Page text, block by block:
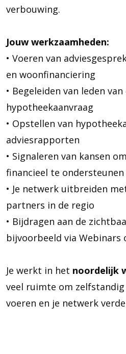
verbouwing.
Jouw werkzaamheden:
• Voeren van
en woonfinanciering
• Begeleiden van leden
hypotheekaanvraag
• Opstellen van
adviesrapporten
• Signaleren van kansen
financieel te ondersteunen
• Je netwerk uitbreiden
partners in de regio
• Bijdragen aan de
bijvoorbeeld via Webinars
Je werkt in het noordelijk
veel ruimte om
voeren en je netwerk